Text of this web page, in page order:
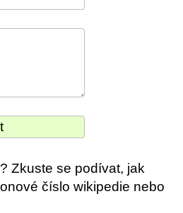
Zkuste se podívat, jak
číslo wikipedie nebo